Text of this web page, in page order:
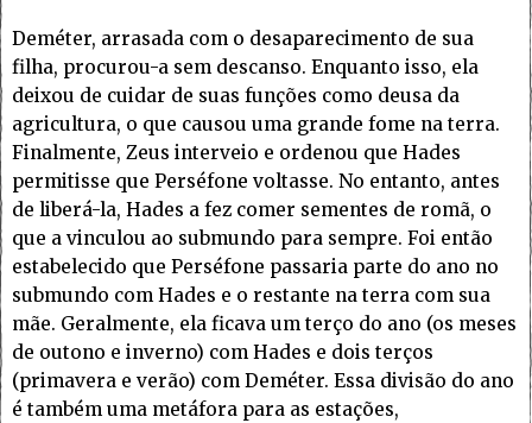
Deméter, arrasada com o desaparecimento de sua
filha, procurou-a sem descanso. Enquanto isso, ela
deixou de cuidar de suas funções como deusa da
agricultura, o que causou uma grande fome na terra.
Finalmente, Zeus interveio e ordenou que Hades
permitisse que Perséfone voltasse. No entanto, antes
de liberá-la, Hades a fez comer sementes de romã, o
que a vinculou ao submundo para sempre. Foi então
estabelecido que Perséfone passaria parte do ano no
submundo com Hades e o restante na terra com sua
mãe. Geralmente, ela ficava um terço do ano (os meses
de outono e inverno) com Hades e dois terços
(primavera e verão) com Deméter. Essa divisão do ano
é também uma metáfora para as estações,